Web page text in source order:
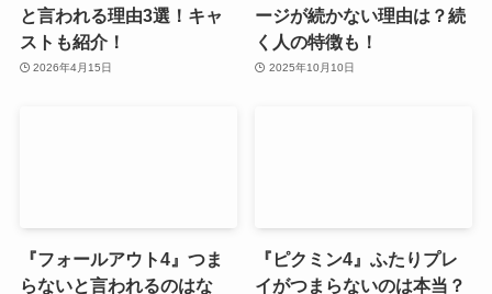
と言われる理由3選！キャ
ストも紹介！
2026年4月15日
ージが続かない理由は？続
く人の特徴も！
2025年10月10日
『フォールアウト4』つま
らないと言われるのはな
『ピクミン4』ふたりプレ
イがつまらないのは本当？